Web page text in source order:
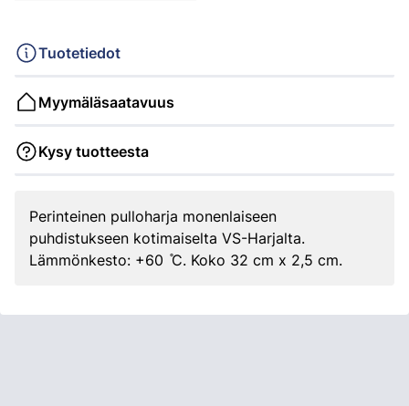
Tuotetiedot
Myymäläsaatavuus
Kysy tuotteesta
Perinteinen pulloharja monenlaiseen
puhdistukseen kotimaiselta VS-Harjalta.
Lämmönkesto: +60 ̊C. Koko 32 cm x 2,5 cm.